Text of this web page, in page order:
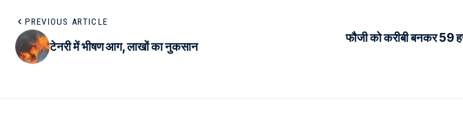
PREVIOUS ARTICLE
टेनरी में भीषण आग, लाखों का नुकसान
फौजी को करीबी बनकर 59